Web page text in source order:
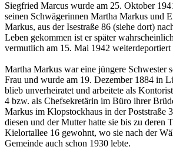
Siegfried Marcus wurde am 25. Oktober
seinen Schwägerinnen Martha Markus und
Markus, aus der Isestraße 86 (siehe dort)
Leben gekommen ist er später
vermutlich am 15. Mai 1942 weiterdeportiert
Martha Markus war eine jüngere Schwester
Frau und wurde am 19. Dezember 1884 in
blieb unverheiratet und arbeitete als
4 bzw. als Chefsekretärin im Büro ihrer
Markus im Klopstockhaus in der Poststraße
diesen und der Mutter hatte sie bis zu deren
Kielortallee 16 gewohnt, wo sie nach der
Gemeinde auch schon 1930 lebte.